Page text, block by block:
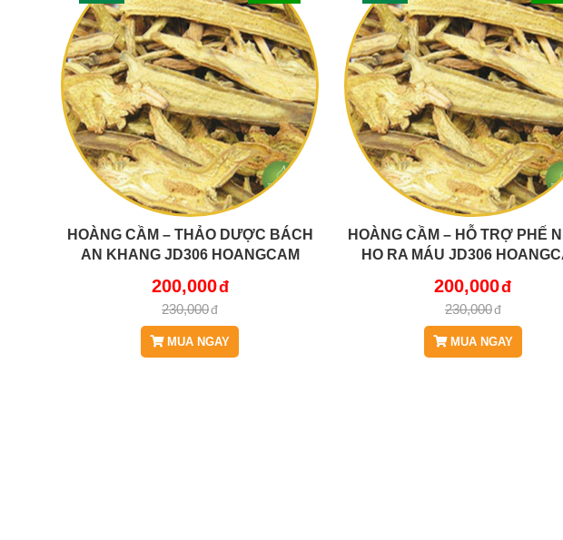
HOÀNG CẦM – THẢO DƯỢC BÁCH
AN KHANG JD306 HOANGCAM
200,000
230,000
MUA NGAY
HOÀNG CẦM – HỖ TRỢ PHẾ
HO RA MÁU JD306
200,000
230,000
MUA NGAY